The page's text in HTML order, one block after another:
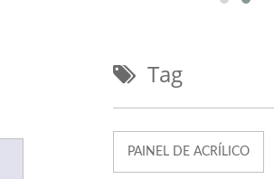
Tag
PAINEL DE ACRÍLICO